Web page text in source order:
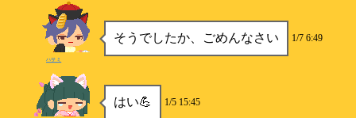
そうでしたか、ごめんなさい 1/7 6:49
ハサミ
はい💪 1/5 15:45